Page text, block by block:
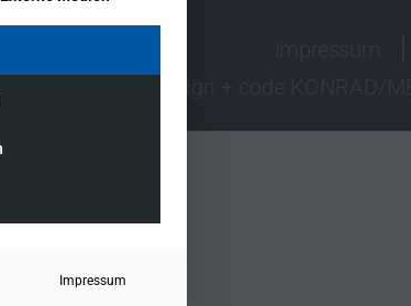
Impressum